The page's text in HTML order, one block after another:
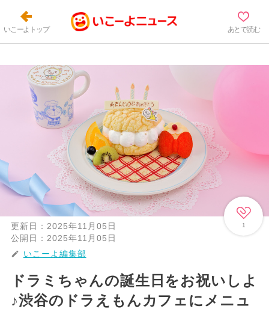
いこーよトップ あとで読む
1
更新日： 2025年11月05日
公開日： 2025年11月05日
いこーよ編集部
ドラミちゃんの誕生日をお祝いしよ
♪渋谷のドラえもんカフェにメニュ